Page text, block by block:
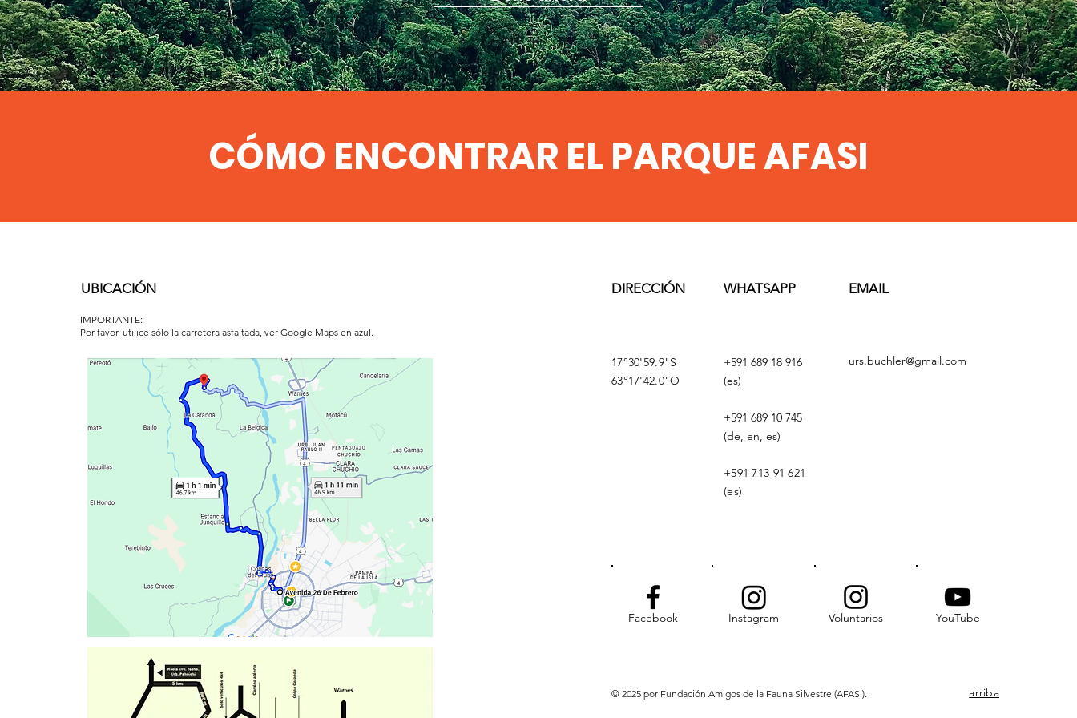
UBICACIÓN
IMPORTANTE:
Por favor, utilice sólo la carretera asfaltada, ver Google Maps en azul.
DIRECCIÓN WHATSAPP EMAIL
17°30'59.9"S
63°17'42.0"O
+591 689 18 916
(es)
+591 689 10 745
(de, en, es)
+591 713 91 621
(es)
urs.buchler@gmail.com
Facebook Instagram Voluntarios YouTube
© 2025 por Fundación Amigos de la Fauna Silvestre (AFASI). arriba
CÓMO ENCONTRAR EL PARQUE AFASI